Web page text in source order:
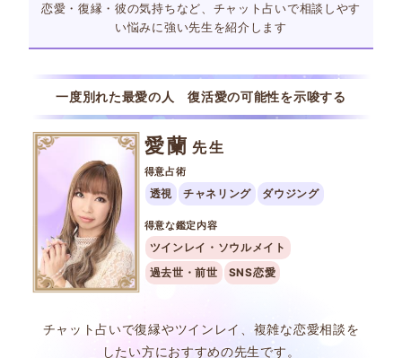
恋愛・復縁・彼の気持ちなど、チャット占いで相談しやす
い悩みに強い先生を紹介します
一度別れた最愛の人 復活愛の可能性を示唆する
愛蘭 先生
得意占術
透視 チャネリング ダウジング
得意な鑑定内容
ツインレイ・ソウルメイト
過去世・前世
SNS恋愛
チャット占いで復縁やツインレイ、複雑な恋愛相談を
したい方におすすめの先生です。